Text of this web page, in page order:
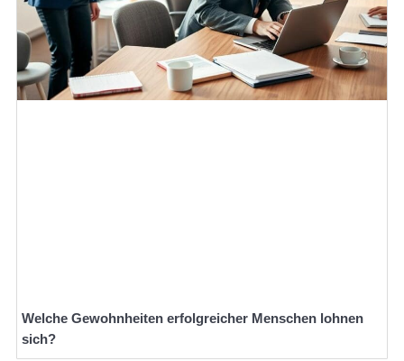
Welche Gewohnheiten erfolgreicher Menschen lohnen
sich?